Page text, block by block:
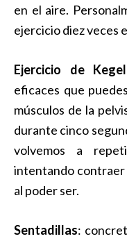
en el aire.
ejercicio diez veces
Ejercicio de Kegel
eficaces que
músculos de la
durante cinco
volvemos a
intentando contraer
al poder ser.
Sentadillas: